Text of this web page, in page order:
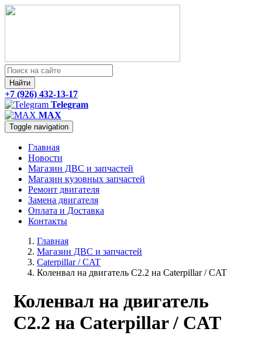
Найти
+7 (926) 432-13-17
Telegram
MAX
Toggle navigation
Главная
Новости
Магазин ДВС и запчастей
Магазин кузовных запчастей
Ремонт двигателя
Замена двигателя
Оплата и Доставка
Контакты
Главная
Магазин ДВС и запчастей
Caterpillar / CAT
Коленвал на двигатель C2.2 на Caterpillar / CAT
Коленвал на двигатель
C2.2 на Caterpillar / CAT